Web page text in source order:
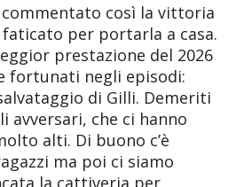
commentato così la vittoria
faticato per portarla a casa.
prestazione del 2026
fortunati negli episodi:
di Gilli. Demeriti
avversari, che ci hanno
alti. Di buono c’è
ma poi ci siamo
la cattiveria per